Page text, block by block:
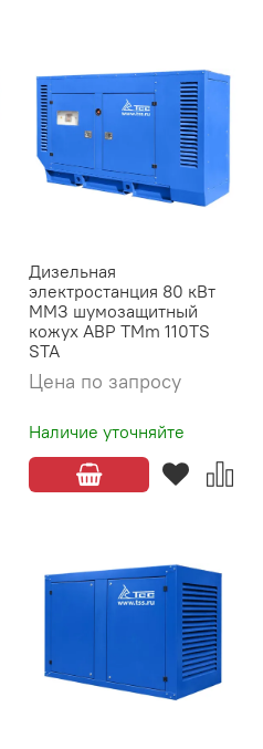
Дизельная
электростанция 80 кВт
ММЗ шумозащитный
кожух АВР TMm 110TS
STA
Наличие уточняйте
Цена по запросу